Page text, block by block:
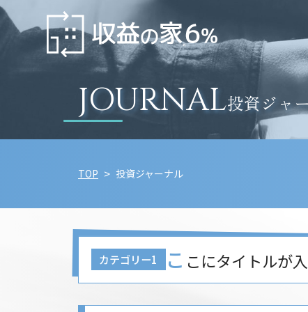
JOURNAL投資ジャ
TOP 投資ジャーナル
カテゴリー1 こ こにタイトルが